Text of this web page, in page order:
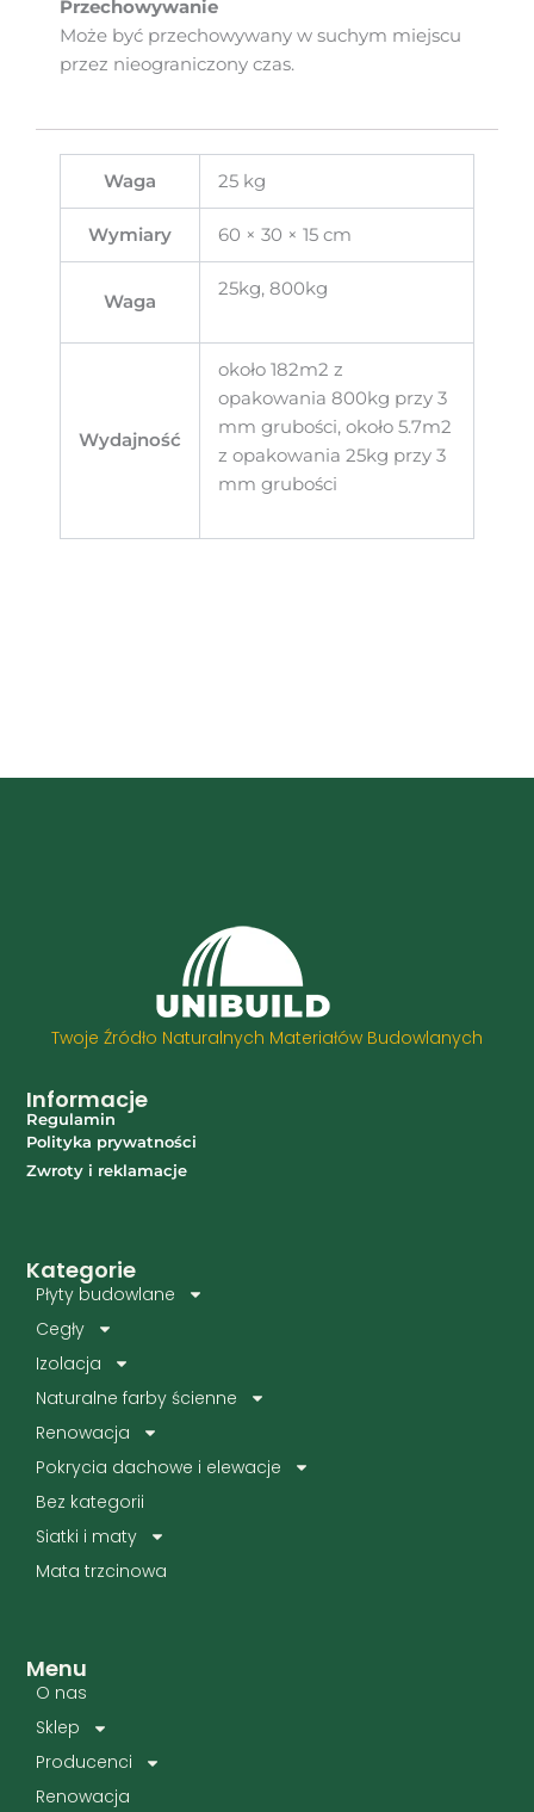
Przechowywanie
Może być przechowywany w suchym miejscu
przez nieograniczony czas.
Waga 25 kg
Wymiary 60 × 30 × 15 cm
Waga
25kg, 800kg
Wydajność
około 182m2 z
opakowania 800kg przy 3
mm grubości, około 5.7m2
z opakowania 25kg przy 3
mm grubości
Twoje Źródło Naturalnych Materiałów Budowlanych
Menu
O nas
Sklep
Producenci
Renowacja
Kategorie
Płyty budowlane
Cegły
Izolacja
Naturalne farby ścienne
Renowacja
Pokrycia dachowe i elewacje
Bez kategorii
Siatki i maty
Mata trzcinowa
Informacje
Regulamin
Polityka prywatności
Zwroty i reklamacje